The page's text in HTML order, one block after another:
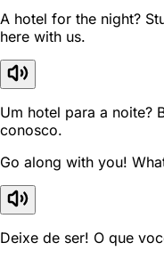
A hotel for the night?
here with us.
Um hotel para a noite?
conosco.
Go along with you!
Deixe de ser! O que